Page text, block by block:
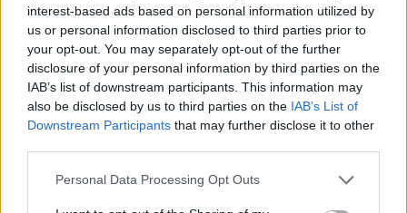
interest-based ads based on personal information utilized by
us or personal information disclosed to third parties prior to
your opt-out. You may separately opt-out of the further
disclosure of your personal information by third parties on the
IAB’s list of downstream participants. This information may
also be disclosed by us to third parties on the IAB’s List of
Downstream Participants that may further disclose it to other
Please note that this website/app uses one or more Google
Personal Data Processing Opt Outs